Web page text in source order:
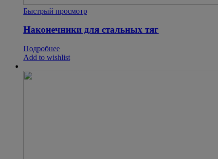
Быстрый просмотр
Наконечники для стальных тяг
Подробнее
Add to wishlist